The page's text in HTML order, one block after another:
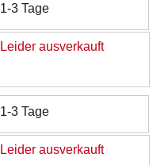
1-3 Tage
Leider ausverkauft
1-3 Tage
Leider ausverkauft